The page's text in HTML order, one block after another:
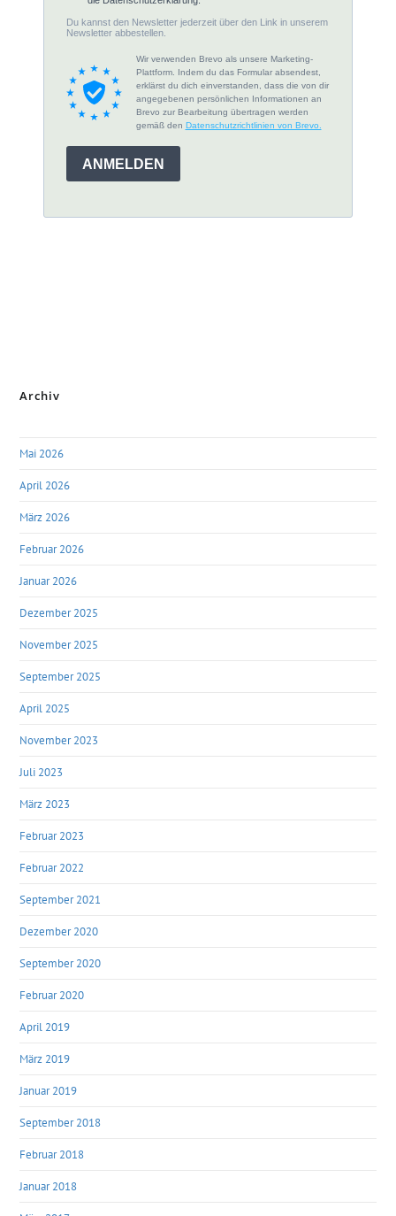
Archiv
Mai 2026
April 2026
März 2026
Februar 2026
Januar 2026
Dezember 2025
November 2025
September 2025
April 2025
November 2023
Juli 2023
März 2023
Februar 2023
Februar 2022
September 2021
Dezember 2020
September 2020
Februar 2020
April 2019
März 2019
Januar 2019
September 2018
Februar 2018
Januar 2018